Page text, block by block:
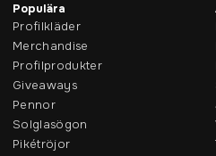
Populära
Profilkläder
Merchandise
Profilprodukter
Giveaways
Pennor
Solglasögon
Pikétröjor